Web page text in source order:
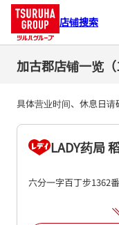
店铺搜索
加古郡店铺一览（
具体营业时间、休息日请
LADY药局
六分一字百丁步1362